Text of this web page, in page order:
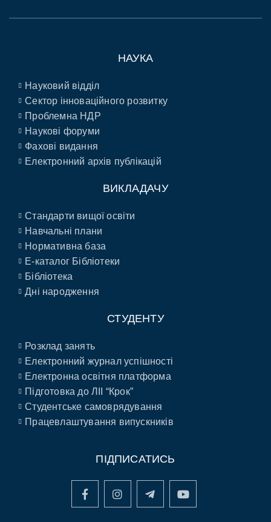
НАУКА
Науковий відділ
Сектор інноваційного розвитку
Проблемна НДР
Наукові форуми
Фахові видання
Електронний архів публікацій
ВИКЛАДАЧУ
Стандарти вищої освіти
Навчальні плани
Нормативна база
E-каталог Бібліотеки
Бібліотека
Дні народження
СТУДЕНТУ
Розклад занять
Електронний журнал успішності
Електронна освітня платформа
Підготовка до ЛІІ “Крок”
Студентське самоврядування
Працевлаштування випускників
ПІДПИСАТИСЬ